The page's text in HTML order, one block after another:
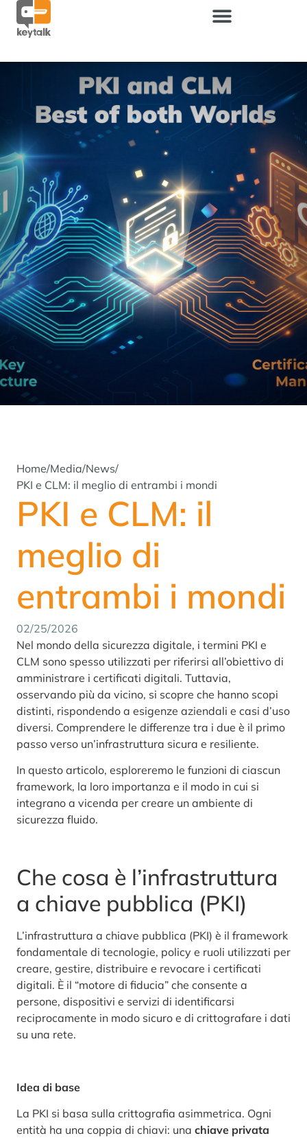
Home/Media/News/
PKI e CLM: il meglio di entrambi i mondi
PKI e CLM: il
meglio di
entrambi i mondi
02/25/2026
Nel mondo della sicurezza digitale, i termini PKI e
CLM sono spesso utilizzati per riferirsi all’obiettivo di
amministrare i certificati digitali. Tuttavia,
osservando più da vicino, si scopre che hanno scopi
distinti, rispondendo a esigenze aziendali e casi d’uso
diversi. Comprendere le differenze tra i due è il primo
passo verso un’infrastruttura sicura e resiliente.
In questo articolo, esploreremo le funzioni di ciascun
framework, la loro importanza e il modo in cui si
integrano a vicenda per creare un ambiente di
sicurezza fluido.
Che cosa è l’infrastruttura
a chiave pubblica (PKI)
L’infrastruttura a chiave pubblica (PKI) è il framework
fondamentale di tecnologie, policy e ruoli utilizzati per
creare, gestire, distribuire e revocare i certificati
digitali. È il “motore di fiducia” che consente a
persone, dispositivi e servizi di identificarsi
reciprocamente in modo sicuro e di crittografare i dati
su una rete.
Idea di base
La PKI si basa sulla crittografia asimmetrica. Ogni
entità ha una coppia di chiavi: una chiave privata